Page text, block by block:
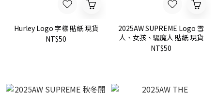
Hurley Logo 字樣 貼紙 現貨
NT$50
2025AW SUPREME Logo 雪
人、女孩、驅魔人 貼紙 現貨
NT$50